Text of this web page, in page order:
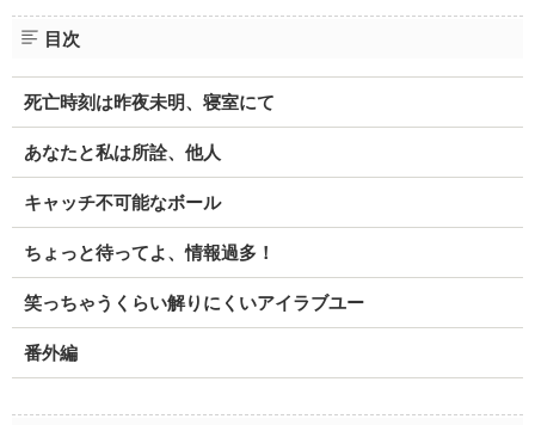
目次
死亡時刻は昨夜未明、寝室にて
あなたと私は所詮、他人
キャッチ不可能なボール
ちょっと待ってよ、情報過多！
笑っちゃうくらい解りにくいアイラブユー
番外編